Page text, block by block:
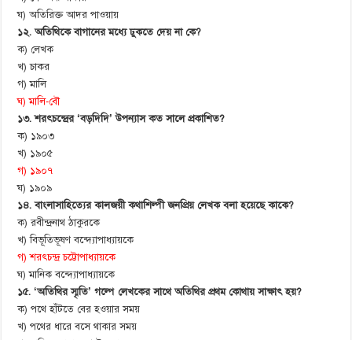
ঘ) অতিরিক্ত আদর পাওয়ায়
১২. অতিথিকে বাগানের মধ্যে ঢুকতে দেয় না কে?
ক) লেখক
খ) চাকর
গ) মালি
ঘ) মালি-বৌ
১৩. শরৎচন্দ্রের ‘বড়দিদি’ উপন্যাস কত সালে প্রকাশিত?
ক) ১৯০৩
খ) ১৯০৫
গ) ১৯০৭
ঘ) ১৯০৯
১৪. বাংলাসাহিত্যের কালজয়ী কথাশিল্পী জনপ্রিয় লেখক বলা হয়েছে কাকে?
ক) রবীন্দ্রনাথ ঠাকুরকে
খ) বিভূতিভূষণ বন্দ্যোপাধ্যায়কে
গ) শরৎচন্দ্র চট্টোপাধ্যায়কে
ঘ) মানিক বন্দ্যোপাধ্যায়কে
১৫. ‘অতিথির স্মৃতি’ গল্পে লেখকের সাথে অতিথির প্রথম কোথায় সাক্ষাৎ হয়?
ক) পথে হাঁটতে বের হওয়ার সময়
খ) পথের ধারে বসে থাকার সময়